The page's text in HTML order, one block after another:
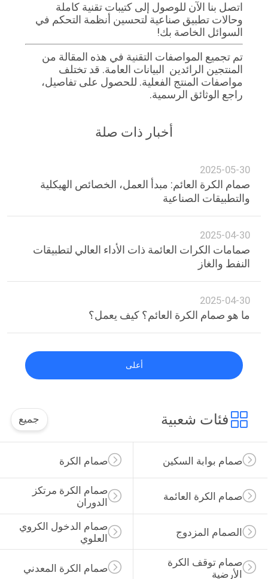
اتصل بنا الآن للوصول إلى كتيبات تقنية كاملة
وحالات تطبيق صناعية لتحسين أنظمة التحكم في
السوائل الخاصة بك!
تم تجميع المواصفات التقنية في هذه المقالة من
المنتجين الرائدين ‬ البيانات العامة. قد تختلف
مواصفات المنتج الفعلية. للحصول على تفاصيل،
راجع الوثائق الرسمية.
أخبار ذات صلة
2025-05-30
صمام الكرة العائم: مبدأ العمل، الخصائص الهيكلية
والتطبيقات الصناعية
2025-04-30
صمامات الكرات العائمة ذات الأداء العالي لتطبيقات
النفط والغاز
2025-04-30
ما هو صمام الكرة العائم؟ كيف يعمل؟
أعلى
فئات شعبية جميع
صمام الكرة صمام بوابة السكين
صمام الكرة مرتكز
الدوران
صمام الكرة العائمة
صمام الدخول الكروي
العلوي
الصمام المزدوج
صمام الكرة المعدني
صمام توقف الكرة
الأرضية